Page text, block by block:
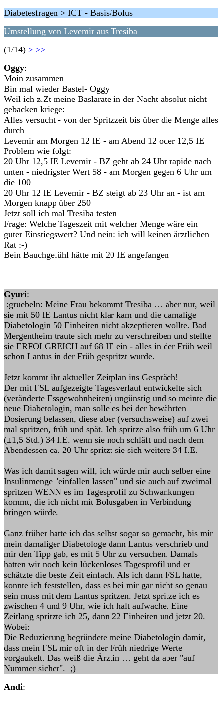
Diabetesfragen > ICT - Basis/Bolus
Umstellung von Levemir aus Tresiba
(1/14) > >>
Oggy:
Moin zusammen
Bin mal wieder Bastel- Oggy
Weil ich z.Zt meine Baslarate in der Nacht absolut nicht
gebacken kriege:
Alles versucht - von der Spritzzeit bis über die Menge alles
durch
Levemir am Morgen 12 IE - am Abend 12 oder 12,5 IE
Problem wie folgt:
20 Uhr 12,5 IE Levemir - BZ geht ab 24 Uhr rapide nach
unten - niedrigster Wert 58 - am Morgen gegen 6 Uhr um
die 100
20 Uhr 12 IE Levemir - BZ steigt ab 23 Uhr an - ist am
Morgen knapp über 250
Jetzt soll ich mal Tresiba testen
Frage: Welche Tageszeit mit welcher Menge wäre ein
guter Einstiegswert? Und nein: ich will keinen ärztlichen
Rat :-)
Bein Bauchgefühl hätte mit 20 IE angefangen
Gyuri:
:gruebeln: Meine Frau bekommt Tresiba … aber nur, weil
sie mit 50 IE Lantus nicht klar kam und die damalige
Diabetologin 50 Einheiten nicht akzeptieren wollte. Bad
Mergentheim traute sich mehr zu verschreiben und stellte
sie ERFOLGREICH auf 68 IE ein - alles in der Früh weil
schon Lantus in der Früh gespritzt wurde.
Jetzt kommt ihr aktueller Zeitplan ins Gespräch!
Der mit FSL aufgezeigte Tagesverlauf entwickelte sich
(veränderte Essgewohnheiten) ungünstig und so meinte die
neue Diabetologin, man solle es bei der bewährten
Dosierung belassen, diese aber (versuchsweise) auf zwei
mal spritzen, früh und spät. Ich spritze also früh um 6 Uhr
(±1,5 Std.) 34 I.E. wenn sie noch schläft und nach dem
Abendessen ca. 20 Uhr spritzt sie sich weitere 34 I.E.
Was ich damit sagen will, ich würde mir auch selber eine
Insulinmenge "einfallen lassen" und sie auch auf zweimal
spritzen WENN es im Tagesprofil zu Schwankungen
kommt, die ich nicht mit Bolusgaben in Verbindung
bringen würde.
Ganz früher hatte ich das selbst sogar so gemacht, bis mir
mein damaliger Diabetologe dann Lantus verschrieb und
mir den Tipp gab, es mit 5 Uhr zu versuchen. Damals
hatten wir noch kein lückenloses Tagesprofil und er
schätzte die beste Zeit einfach. Als ich dann FSL hatte,
konnte ich feststellen, dass es bei mir gar nicht so genau
sein muss mit dem Lantus spritzen. Jetzt spritze ich es
zwischen 4 und 9 Uhr, wie ich halt aufwache. Eine
Zeitlang spritzte ich 25, dann 22 Einheiten und jetzt 20.
Wobei:
Die Reduzierung begründete meine Diabetologin damit,
dass mein FSL mir oft in der Früh niedrige Werte
vorgaukelt. Das weiß die Ärztin … geht da aber "auf
Nummer sicher". ;)
Andi: